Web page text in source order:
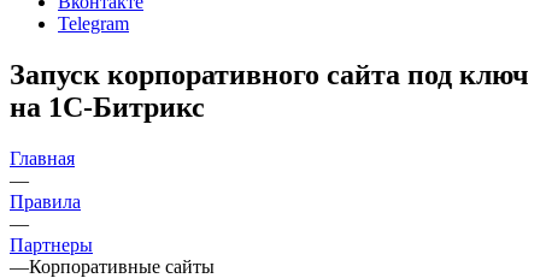
Telegram
Запуск корпоративного сайта под ключ
на 1С-Битрикс
Главная
—
Правила
—
Партнеры
—Корпоративные сайты